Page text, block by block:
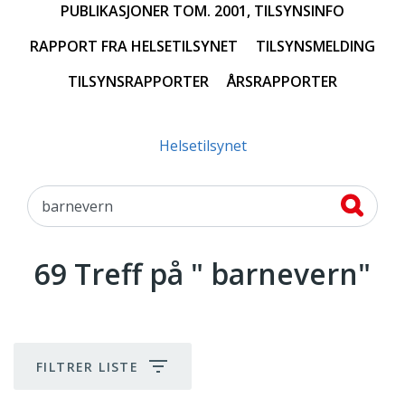
PUBLIKASJONER TOM. 2001, TILSYNSINFO
RAPPORT FRA HELSETILSYNET
TILSYNSMELDING
TILSYNSRAPPORTER
ÅRSRAPPORTER
Helsetilsynet
Søk
etter
69 Treff på " barnevern"
FILTRER LISTE